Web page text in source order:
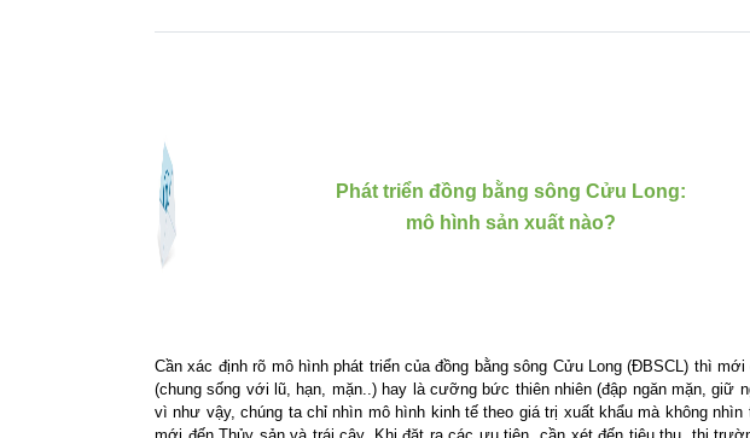
Phát triển đồng bằng sông Cửu Long:
mô hình sản xuất nào?
Cần xác định rõ mô hình phát triển củađồng bằng sông Cửu Long (ĐBSCL) thì mới
(chung sống với lũ, hạn, mặn..) hay là cưỡng bức thiên nhiên (đập ngăn mặn,
vì như vậy, chúng ta chỉ nhìn mô hình kinh tế theo giá trị xuất khẩu mà không